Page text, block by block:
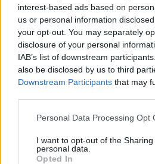
interest-based ads based on
us or personal information
your opt-out. You may separately
disclosure of your personal
IAB’s list of downstream
also be disclosed by us to third
Downstream Participants that may
Personal Data Processing Opt
I want to opt-out of the
personal data.
Opted In
Διακοπές
Βάλια
παραλία
ΧΤΕΣ
Μέσα από
μοιράστηκε
ανέμων